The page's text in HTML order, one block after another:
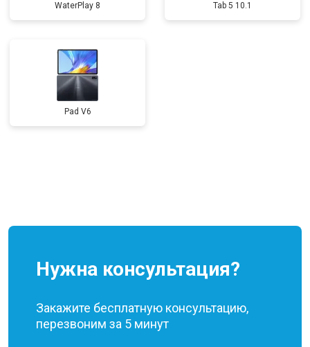
WaterPlay 8 Tab 5 10.1
Pad V6
Нужна консультация?
Закажите бесплатную консультацию,
перезвоним за 5 минут